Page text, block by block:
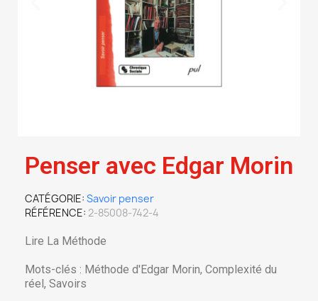
Penser avec Edgar Morin
CATÉGORIE Savoir penser
RÉFÉRENCE 2-85008-742-4
Lire La Méthode
Mots-clés : Méthode d'Edgar Morin, Complexité du
réel, Savoirs